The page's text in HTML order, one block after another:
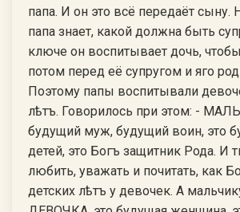
папа. И он это всё передаёт сыну.
папа знает, какой должна быть
ключе он воспитывает дочь,
потом перед её супругом и яго
Поэтому папы воспитывали
лѣтъ. Говорилось при этом: -
будущий муж, будущий воин, это
детей, это Богъ защитник Рода. И
любить, уважать и почитать, как
детских лѣтъ у девочек. А